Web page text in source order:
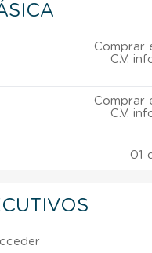
Comprar
C.V.
Comprar
C.V.
01